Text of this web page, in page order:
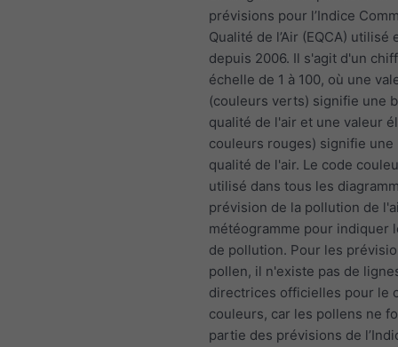
prévisions pour l’Indice
Qualité de l’Air (EQCA) utilisé
depuis 2006. Il s'agit d'un
échelle de 1 à 100, où une
(couleurs verts) signifie une
qualité de l'air et une valeur
couleurs rouges) signifie une
qualité de l'air. Le code
utilisé dans tous les
prévision de la pollution de
météogramme pour indiquer
de pollution. Pour les
pollen, il n'existe pas de
directrices officielles pour le
couleurs, car les pollens ne
partie des prévisions de